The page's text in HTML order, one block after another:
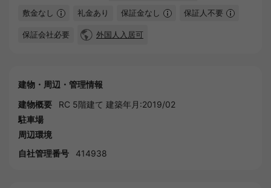
敷金なし 礼金あり 保証金なし 保証人不要
保証会社必要 外国人入居可
建物・周辺・管理情報
建物概要
RC 5階建て 建築年月:2019/02
駐車場
周辺環境
自社管理番号
414938